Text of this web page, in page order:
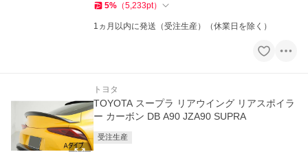
5% （5,233pt）
1ヵ月以内に発送（受注生産）（休業日を除く）
トヨタ
TOYOTA スープラ リアウイング リアスポイラ
ー カーボン DB A90 JZA90 SUPRA
受注生産